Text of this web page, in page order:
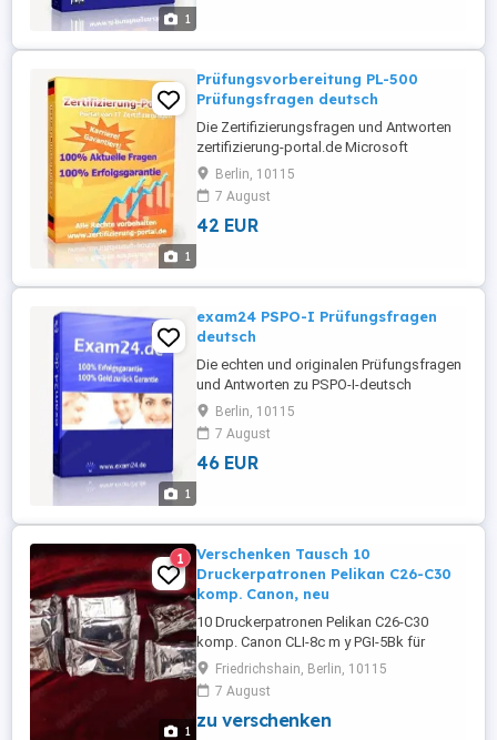
1
Informationen ...
1
Prüfungsvorbereitung PL-500
Prüfungsfragen deutsch
Die Zertifizierungsfragen und Antworten
zertifizierung-portal.de Microsoft
Microsoft Certified Power Automate RPA
Developer Associate PL-500-deutsch
werden von erfahrenen Microsoft
Microsoft Certified Power Automate RPA
verfasst. Microsoft Microsoft ...
Berlin, 10115
7 August
42 EUR
1
exam24 PSPO-I Prüfungsfragen
deutsch
Die echten und originalen Prüfungsfragen
und Antworten zu PSPO-I-deutsch
Professional Scrum Product Owner I bei
exam24.de wurden mit den aktuellsten
Informationen von den Testcenters
PROMETRIC oder VUE PSPO-I-deutsch
Professional ...
Berlin, 10115
7 August
46 EUR
1
1
Verschenken Tausch 10
Druckerpatronen Pelikan C26-C30
komp. Canon, neu
10 Druckerpatronen Pelikan C26-C30
komp. Canon CLI-8c m y PGI-5Bk für
IP4200 u.a, neu, abzugeben. Gern gegen 1
Päckchen Kaffee. Selbstabholung nach
Terminvereinbarung in Berlin nähe Alex. 10
Tintenpatronen, kompatibel zu Canon CLI-
Friedrichshain, Berlin, 10115
7 August
zu verschenken